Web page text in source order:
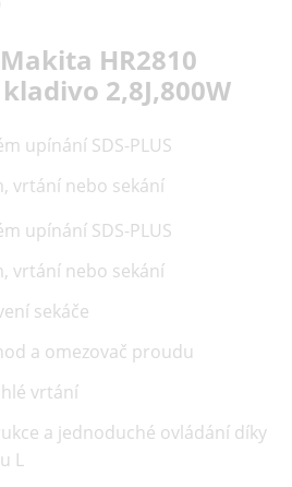
HR2810
2,8J,800W
upínání SDS-PLUS
vrtání nebo sekání
upínání SDS-PLUS
vrtání nebo sekání
sekáče
a omezovač proudu
vrtání
a jednoduché ovládání díky
L